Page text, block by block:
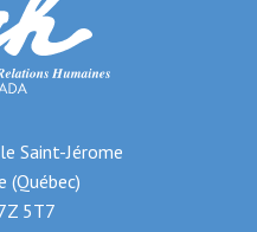
Saint-Jérome
(Québec)
5T7